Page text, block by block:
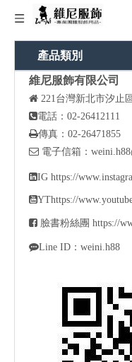
產品類別
維尼服飾有限公司
 221台灣新北市汐止
電話：02-26412111
傳真：02-26471855
 電子信箱：
IG https://
YThttps://
 臉書粉絲團 https://
Line ID：weini.h88